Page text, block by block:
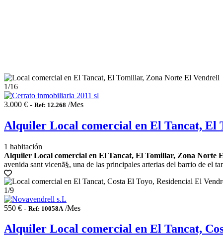
1/16
3.000 € - Ref: 12.268 /Mes
Alquiler Local comercial en El Tancat, El
1 habitación
Alquiler Local comercial en El Tancat, El Tomillar, Zona Norte
avenida sant vicenã§, una de las principales arterias del barrio de el
1/9
550 € - Ref: 10058A /Mes
Alquiler Local comercial en El Tancat,